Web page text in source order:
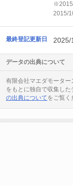
2015/
最終登記更新日 2025/
データの出典について
有限会社マエダモーター
をもとに独自で収集した
の出典についてをご覧く